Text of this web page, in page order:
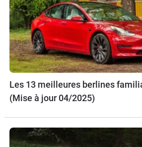
Les 13 meilleures berlines
(Mise à jour 04/2025)